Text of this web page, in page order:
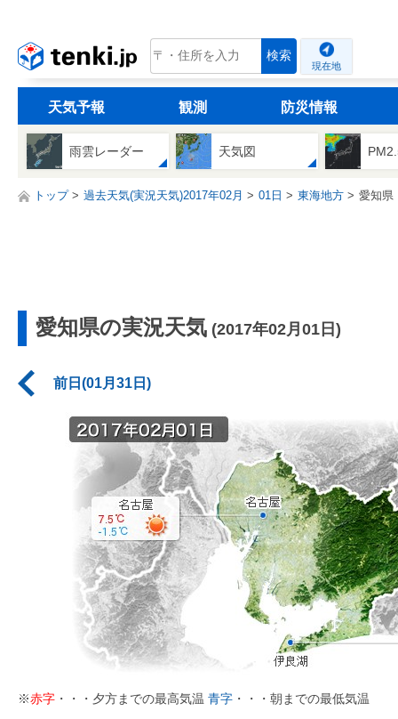
tenki.jp 検索
現在地
天気予報 観測 防災情報
雨雲レーダー 天気図
トップ 過去天気(実況天気)2017年02月 01日 東海地方 愛知県
愛知県の実況天気 (2017年02月01日)
前日(01月31日)
※赤字 ・・・夕方までの最高気温 青字 ・・・朝までの最低気温